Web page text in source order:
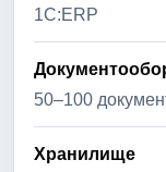
1С:ERP
50–100
Хранилище